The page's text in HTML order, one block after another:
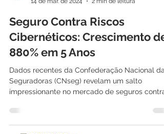
International IT
14 de mar. de 2024
2 min de leitura
Seguro Contra Riscos
Cibernéticos: Crescimento de
880% em 5 Anos
Dados recentes da Confederação Nacional das
riscos...